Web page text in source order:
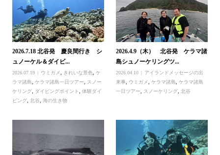
2026.7.18 北谷発 慶良間行き シ
ュノーケル＆ダイビ...
2026.07.19 ウミガメ きれいな景色
ケ
ラマ諸島
ケラマ諸島一日ツアー
スノー
ケリング, ダイビングポイント
体験ダイ
ビング, 北谷, 海の生き物
2026.4.9（木） 北谷発 ケラマ諸
島シュノーケリングツ...
2026.04.10
アイランドメッセージの出
来事
ウミガメ ,ケラマ諸島 ,ケラマ諸島
一日ツアー
スノーケリング ,北谷